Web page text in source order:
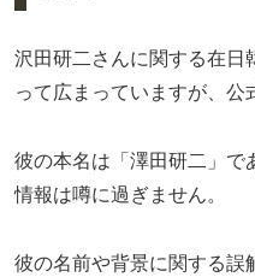
沢田研二さんに関する在日
って広まっていますが、公
彼の本名は「澤田研二」で
情報は噂に過ぎません。
彼の名前や背景に関する誤